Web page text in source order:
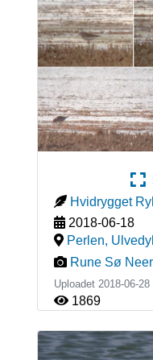
Hvidrygget
2018-06-18
Perlen,
Rune Sø
Uploadet 2018-06-
1869